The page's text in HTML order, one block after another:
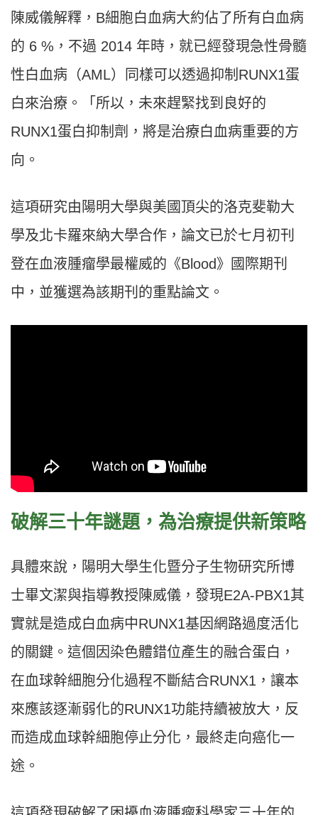
陳威儀解釋，B細胞白血病大約佔了所有白血病
的 6 %，不過 2014 年時，就已經發現急性骨髓
性白血病（AML）同樣可以透過抑制RUNX1蛋
白來治療。「所以，未來趕緊找到良好的
RUNX1蛋白抑制劑，將是治療白血病重要的方
向。
這項研究由陽明大學與美國頂尖的洛克斐勒大
學及北卡羅來納大學合作，論文已於七月初刊
登在血液腫瘤學最權威的《Blood》國際期刊
中，並獲選為該期刊的重點論文。
破解三十年謎題，為治療提供新策略
具體來說，陽明大學生化暨分子生物研究所博
士畢文潔與指導教授陳威儀，發現E2A-PBX1其
實就是造成白血病中RUNX1基因網路過度活化
的關鍵。這個因染色體錯位產生的融合蛋白，
在血球幹細胞分化過程不斷結合RUNX1，讓本
來應該逐漸弱化的RUNX1功能持續被放大，反
而造成血球幹細胞停止分化，最終走向癌化一
途。